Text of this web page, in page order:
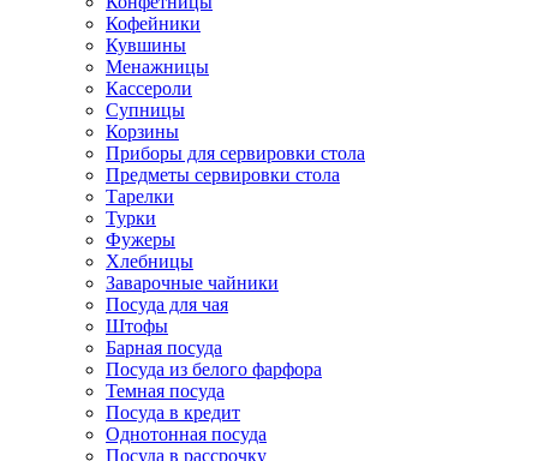
Кофейники
Кувшины
Менажницы
Кассероли
Супницы
Корзины
Приборы для сервировки стола
Предметы сервировки стола
Тарелки
Турки
Фужеры
Хлебницы
Заварочные чайники
Посуда для чая
Штофы
Барная посуда
Посуда из белого фарфора
Темная посуда
Посуда в кредит
Однотонная посуда
Посуда в рассрочку